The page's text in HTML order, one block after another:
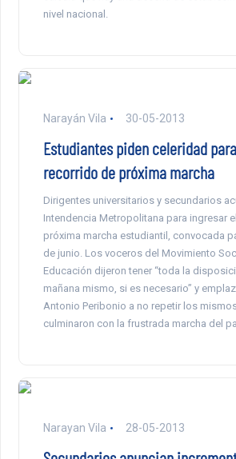
nivel nacional.
Narayán Vila 30-05-2013
Estudiantes piden celeridad
recorrido de próxima marcha
Dirigentes universitarios y secundarios
Intendencia Metropolitana para ingresar
próxima marcha estudiantil, convocada
de junio. Los voceros del Movimiento
Educación dijeron tener “toda la
mañana mismo, si es necesario” y
Antonio Peribonio a no repetir los
culminaron con la frustrada marcha del
Narayan Vila 28-05-2013